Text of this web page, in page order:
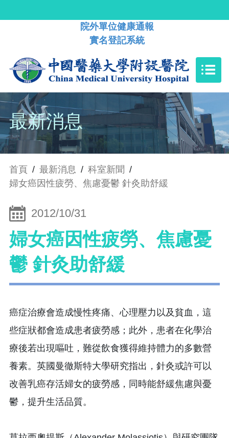
院外單位健康通報
實名登記系統
最新消息
首頁 / 最新消息 / 科室新聞 /
婦女癌因性疲勞、焦慮憂鬱 針灸助舒緩
2012/10/31
婦女癌因性疲勞、焦慮憂
鬱 針灸助舒緩
癌症治療會造成慢性疼痛、心理壓力以及貧血，這
些症狀都會造成患者疲勞感；此外，患者在化學治
療後若出現嘔吐，難從飲食獲得維持體力的多數營
養素。英國曼徹斯特大學研究指出，針灸或許可以
改善乳癌存活婦女的疲勞感，同時能舒緩焦慮與憂
鬱，提升生活品質。